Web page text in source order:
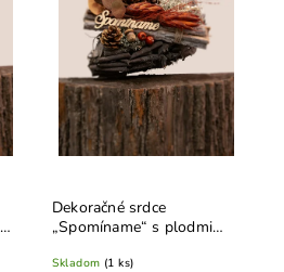
Dekoračné srdce
„Spomíname“ s plodmi
Skladom (1 ks)